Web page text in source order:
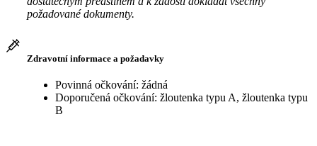
požadované dokumenty.
Zdravotní informace a požadavky
Povinná očkování: žádná
Doporučená očkování: žloutenka typu A, žloutenka typu
B